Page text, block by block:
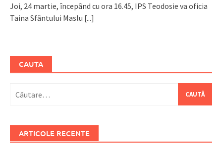
Joi, 24 martie, începând cu ora 16.45, IPS Teodosie va oficia
Taina Sfântului Maslu [...]
CAUTA
după:
ARTICOLE RECENTE